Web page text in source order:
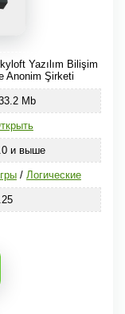
Yazılım Bilişim
Anonim Şirketi
Mb
и выше
/ Логические